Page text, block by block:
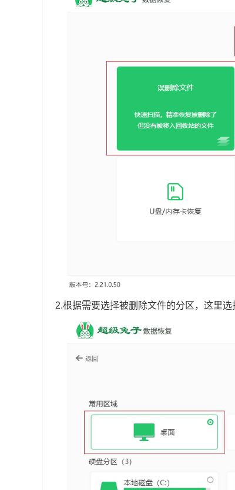
2.根据需要选择被删除文件的分区，这里